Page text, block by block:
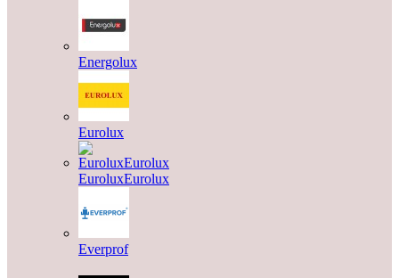
Energolux
Eurolux
EuroluxEurolux
Everprof